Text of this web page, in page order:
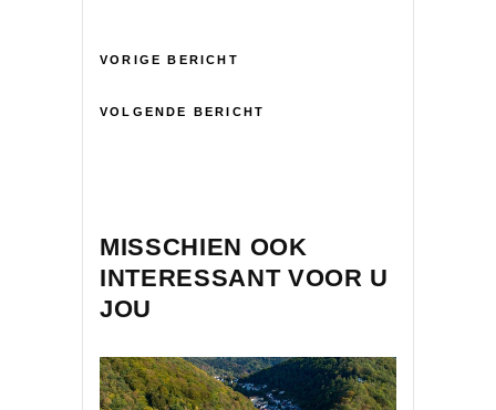
VORIGE BERICHT
VOLGENDE BERICHT
MISSCHIEN OOK
INTERESSANT VOOR U
JOU